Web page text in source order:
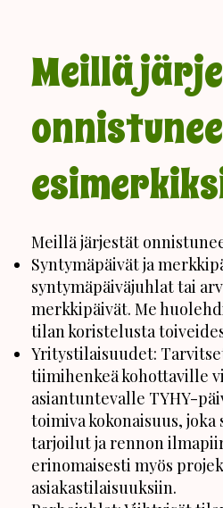
Meillä
Meillä järjestät
Syntymäpäivät ja
syntymäpäiväjuhlat tai
merkkipäivät. Me
tilan koristelusta
Yritystilaisuudet:
tiimihenkeä kohottaville
asiantuntevalle TYHY-
toimiva kokonaisuus, joka
tarjoilut ja rennon
erinomaisesti myös
asiakastilaisuuksiin.